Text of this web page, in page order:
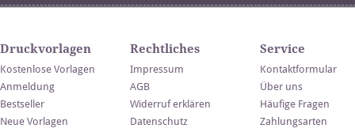
Druckvorlagen
Kostenlose Vorlagen
Anmeldung
Bestseller
Neue Vorlagen
Rechtliches
Impressum
AGB
Widerruf erklären
Datenschutz
Service
Kontaktformular
Über uns
Häufige Fragen
Zahlungsarten